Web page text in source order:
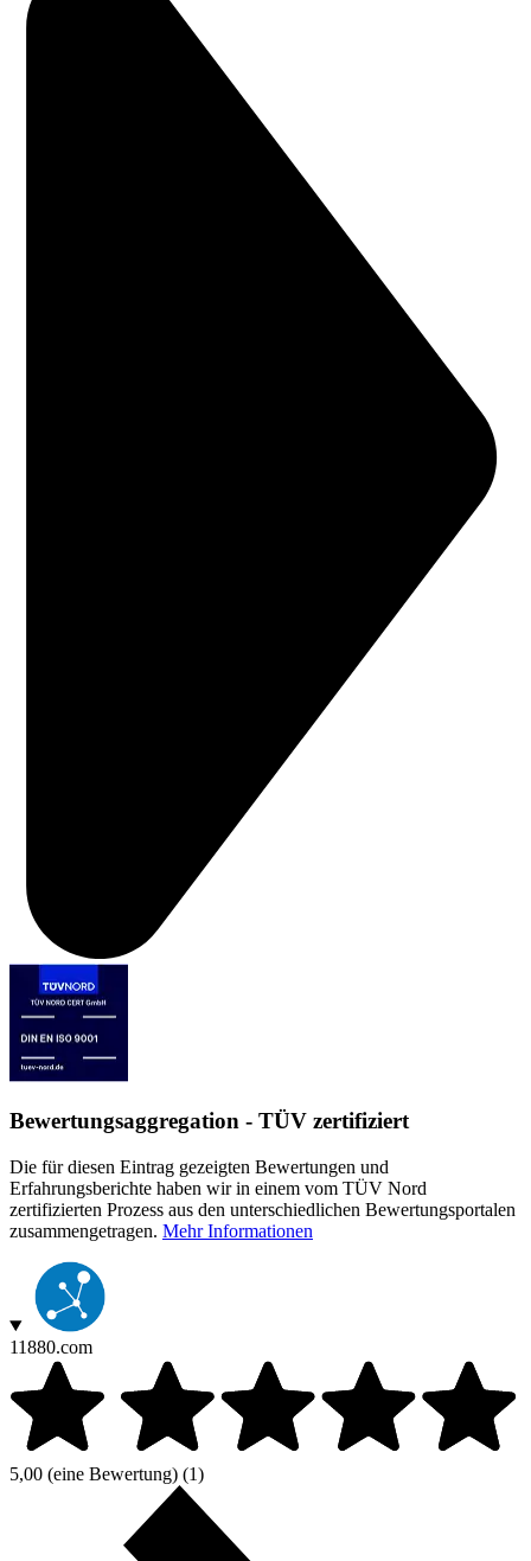
Bewertungsaggregation - TÜV zertifiziert
Die für diesen Eintrag gezeigten Bewertungen und
Erfahrungsberichte haben wir in einem vom TÜV Nord
zertifizierten Prozess aus den unterschiedlichen Bewertungsportalen
zusammengetragen. Mehr Informationen
11880.com
5,00 (eine Bewertung) (1)